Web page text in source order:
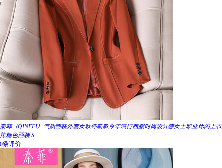
秦菲（QINFEI）气质西装外套女秋冬新款今年流行西服时尚设计感女士职业休闲上衣
焦糖色西装 S
0条评价